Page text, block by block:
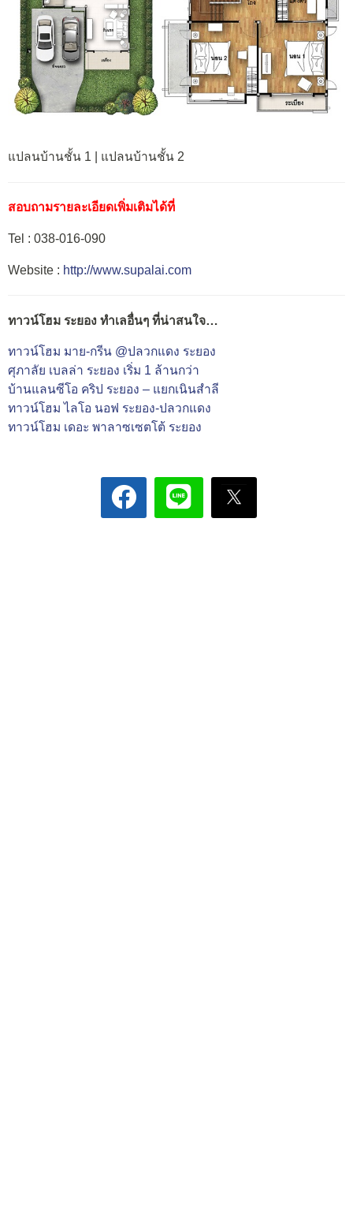
แปลนบ้านชั้น 1 | แปลนบ้านชั้น 2
สอบถามรายละเอียดเพิ่มเติมได้ที่
Tel : 038-016-090
Website : http://www.supalai.com
ทาวน์โฮม ระยอง ทำเลอื่นๆ ที่น่าสนใจ…
ทาวน์โฮม มาย-กรีน @ปลวกแดง ระยอง
ศุภาลัย เบลล่า ระยอง เริ่ม 1 ล้านกว่า
บ้านแลนซีโอ คริป ระยอง – แยกเนินสำลี
ทาวน์โฮม ไลโอ นอฟ ระยอง-ปลวกแดง
ทาวน์โฮม เดอะ พาลาซเซตโต้ ระยอง